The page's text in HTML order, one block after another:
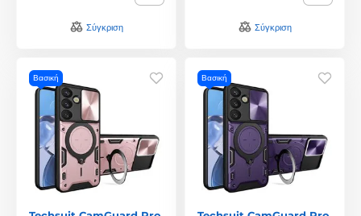
Σύγκριση Σύγκριση
Βασική Βασική